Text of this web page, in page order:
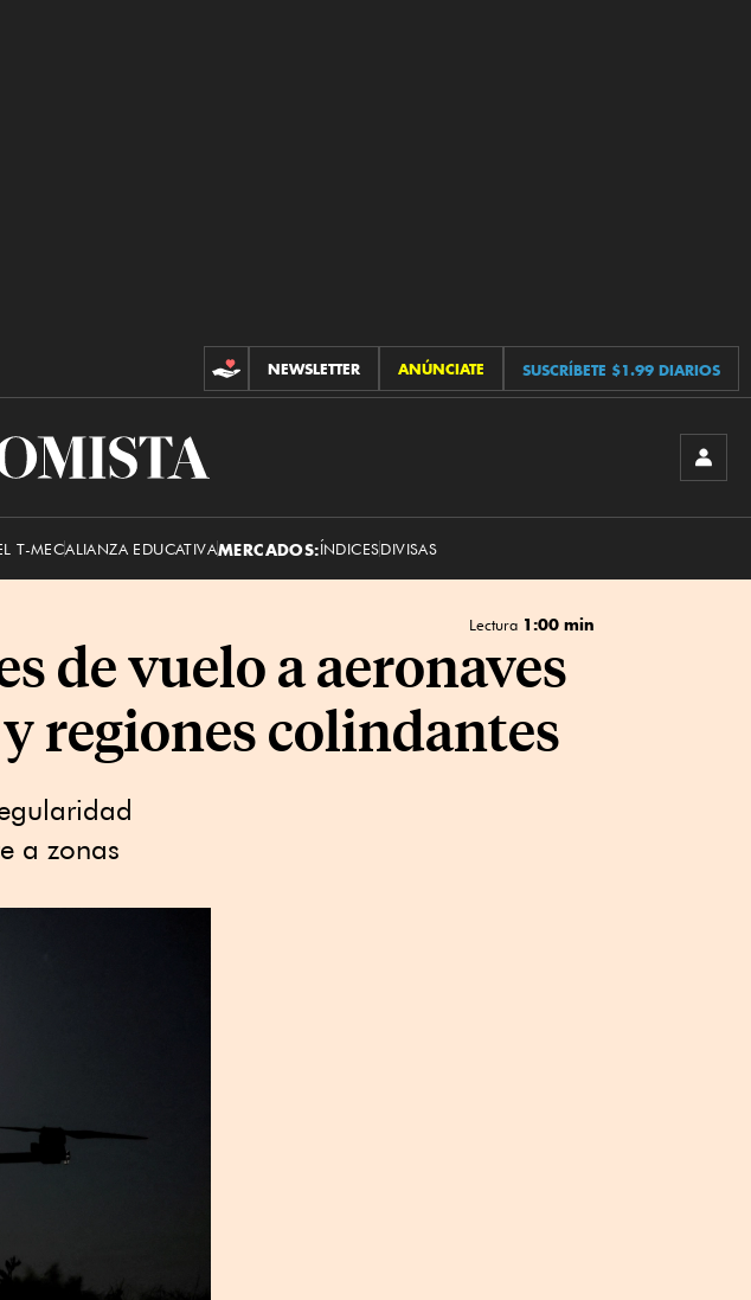
CONTRIBUCIONES
NEWSLETTER ANÚNCIATE SUSCRÍBETE $1.99 DIARIOS
T-MECALIANZA EDUCATIVAMERCADOS:ÍNDICESDIVISAS
Lectura 1:00 min
de vuelo a aeronaves
regiones colindantes
a zonas